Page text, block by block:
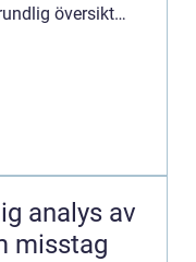
översikt
analys av
misstag